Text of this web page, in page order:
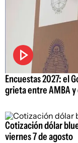
Encuestas 2027: el
grieta entre AMBA
Cotización dólar
viernes 7 de agosto